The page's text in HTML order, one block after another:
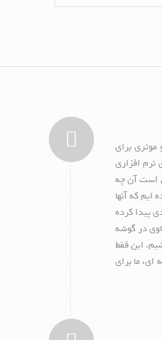
برای
افزاری
است آن چه
که آنها
پیدا کرده
در گوشه
این فقط
ما برای